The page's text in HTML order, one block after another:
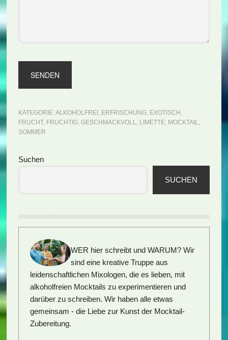
KATEGORIE: ALKOHOLFREI , ERFRISCHUNG, EXOTISCH ,
FRUCHT, FRUCHTIG, GESCHMACKVOLL, LIMETTE, MOCKTAIL,
SOMMER
Seitenspalte
Suchen
SUCHEN
WER hier schreibt und WARUM? Wir
sind eine kreative Truppe aus
leidenschaftlichen Mixologen, die es lieben, mit
alkoholfreien Mocktails zu experimentieren und
darüber zu schreiben. Wir haben alle etwas
gemeinsam - die Liebe zur Kunst der Mocktail-
Zubereitung.